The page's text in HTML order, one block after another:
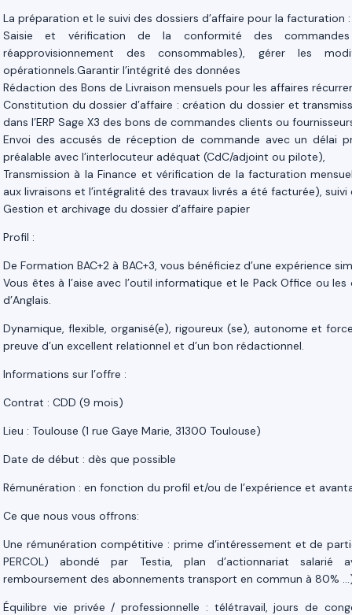
La préparation et le suivi des dossiers d’affaire pour la facturation :
Saisie et vérification de la conformité des
réapprovisionnement des consommables), gérer les
opérationnels.Garantir l’intégrité des données
Rédaction des Bons de Livraison mensuels pour les affaires
Constitution du dossier d’affaire : création du dossier et
dans l’ERP Sage X3 des bons de commandes clients ou
Envoi des accusés de réception de commande avec un délai
préalable avec l’interlocuteur adéquat (CdC/adjoint ou pilote),
Transmission à la Finance et vérification de la facturation
aux livraisons et l’intégralité des travaux livrés a été facturée),
Gestion et archivage du dossier d’affaire papier
Profil :
De Formation BAC+2 à BAC+3, vous bénéficiez d’une expérience
Vous êtes à l’aise avec l’outil informatique et le Pack Office ou
d’Anglais.
Dynamique, flexible, organisé(e), rigoureux (se), autonome et
preuve d’un excellent relationnel et d’un bon rédactionnel.
Informations sur l’offre :
Contrat : CDD (9 mois)
Lieu : Toulouse (1 rue Gaye Marie, 31300 Toulouse)
Date de début : dès que possible
Rémunération : en fonction du profil et/ou de l’expérience et
Ce que nous vous offrons:
Une rémunération compétitive : prime d’intéressement et de
PERCOL) abondé par Testia, plan d’actionnariat salarié
remboursement des abonnements transport en commun à 80%
Équilibre vie privée / professionnelle : télétravail, jours de